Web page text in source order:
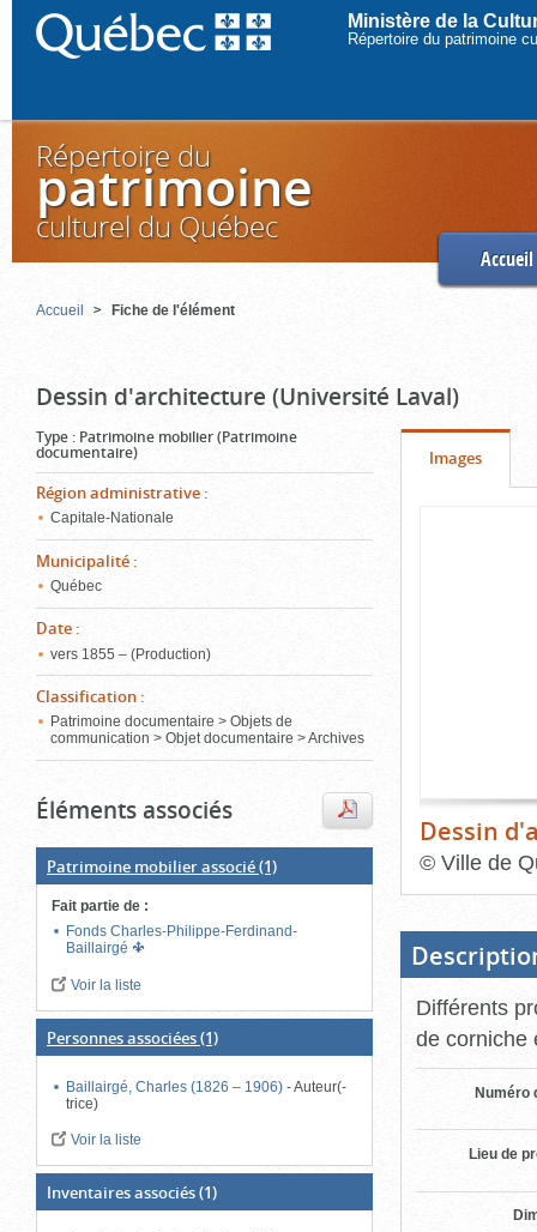
Ministère de la
Répertoire du patrimoine
Répertoire du
patrimoine
culturel du Québec
Accueil
Accueil Fiche de l'élément
Dessin d'architecture (Université Laval)
Type : Patrimoine mobilier (Patrimoine
documentaire)
Région administrative :
Capitale-Nationale
Municipalité :
Québec
Date :
vers 1855 – (Production)
Classification :
Patrimoine documentaire > Objets de
communication > Objet documentaire > Archives
Éléments associés
Patrimoine mobilier associé(1)
Fait partie de :
Fonds Charles-Philippe-Ferdinand-
Baillairgé
Voir la liste
Personnes associées(1)
Baillairgé, Charles (1826 – 1906)-Auteur(-
trice)
Voir la liste
Inventaires associés(1)
Onglet
Images(cliquer
pour
Dessin
© Ville de
bloc
d'onglets
Différents
de corniche
Numéro
Lieu de